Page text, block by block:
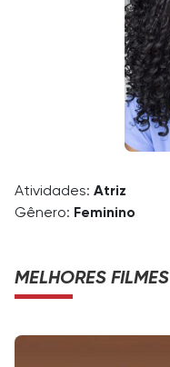
Atividades: Atriz
Gênero: Feminino
MELHORES FILMES